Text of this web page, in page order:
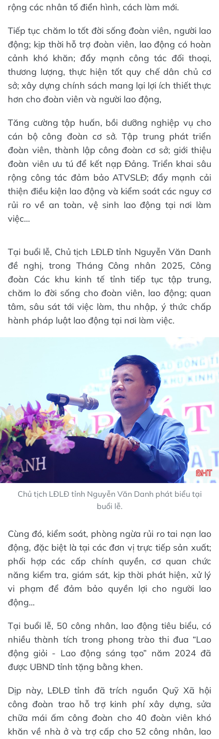
rộng các nhân tố điển hình, cách làm mới.
Tiếp tục chăm lo tốt đời sống đoàn viên, người lao
động; kịp thời hỗ trợ đoàn viên, lao động có hoàn
cảnh khó khăn; đẩy mạnh công tác đối thoại,
thương lượng, thực hiện tốt quy chế dân chủ cơ
sở; xây dựng chính sách mang lại lợi ích thiết thực
hơn cho đoàn viên và người lao động,
Tăng cường tập huấn, bồi dưỡng nghiệp vụ cho
cán bộ công đoàn cơ sở.Tập trung phát triển
đoàn viên, thành lập công đoàn cơ sở; giới thiệu
đoàn viên ưu tú để kết nạp Đảng. Triển khai sâu
rộng công tác đảm bảo ATVSLĐ; đẩy mạnh cải
thiện điều kiện lao động và kiểm soát các nguy cơ
rủi ro về an toàn, vệ sinh lao động tại nơi làm
việc…
Tại buổi lễ, Chủ tịch LĐLĐ tỉnh Nguyễn Văn Danh
đề nghị, trong Tháng Công nhân 2025, Công
đoàn Các khu kinh tế tỉnh tiếp tục tập trung,
chăm lo đời sống cho đoàn viên, lao động; quan
tâm, sâu sát tới việc làm, thu nhập, ý thức chấp
hành pháp luật lao động tại nơi làm việc.
Chủ tịch LĐLĐ tỉnh Nguyễn Văn Danh phát biểu tại
buổi lễ.
Cùng đó, kiểm soát, phòng ngừa rủi ro tai nạn lao
động, đặc biệt là tại các đơn vị trực tiếp sản xuất;
phối hợp các cấp chính quyền, cơ quan chức
năng kiểm tra, giám sát, kịp thời phát hiện, xử lý
vi phạm để đảm bảo quyền lợi cho người lao
động...
Tại buổi lễ, 50 công nhân, lao động tiêu biểu, có
nhiều thành tích trong phong trào thi đua “Lao
động giỏi - Lao động sáng tạo” năm 2024 đã
được UBND tỉnh tặng bằng khen.
Dịp này, LĐLĐ tỉnh đã trích nguồn Quỹ Xã hội
công đoàn trao hỗ trợ kinh phí xây dựng, sửa
chữa mái ấm công đoàn cho 40 đoàn viên khó
khăn về nhà ở và trợ cấp cho 52 công nhân, lao